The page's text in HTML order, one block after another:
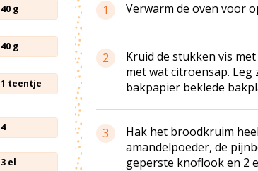
1 Verwarm de oven voor
2
Kruid de stukken vis
met wat citroensap. Leg
bakpapier beklede
3
Hak het broodkruim
amandelpoeder, de
geperste knoflook en 2
40 g
40 g
1 teentje
4
3 el